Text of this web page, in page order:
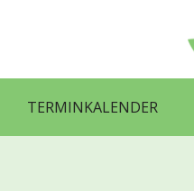
TERMINKALENDER